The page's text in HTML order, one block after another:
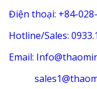
Điện thoại: +84-
Hotline/Sales:
Email: